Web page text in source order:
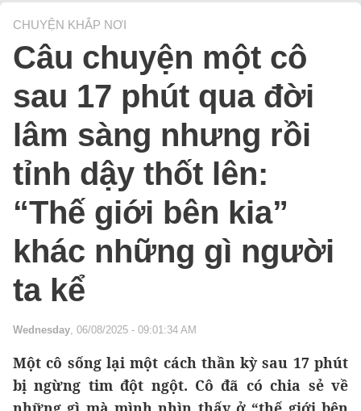
CHUYỆN KHẮP NƠI
Câu chuyện một cô
sau 17 phút qua đời
lâm sàng nhưng rồi
tỉnh dậy thốt lên:
“Thế giới bên kia”
khác những gì người
ta kể
Wednesday, 06/08/2025 - 09:01:34 AM
Một cô sống lại một cách thần kỳ sau 17 phút
bị ngừng tim đột ngột. Cô đã có chia sẻ về